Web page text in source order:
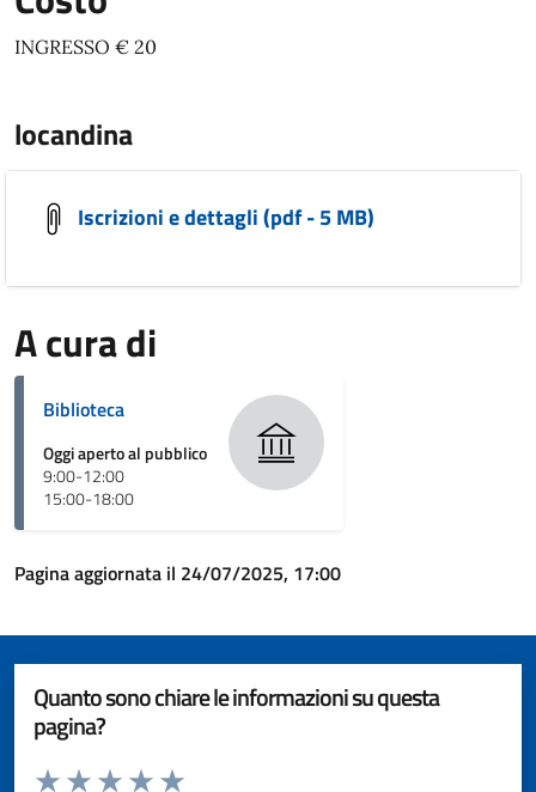
INGRESSO € 20
locandina
Iscrizioni e dettagli (pdf - 5 MB)
A cura di
Biblioteca
Oggi aperto al pubblico
9:00-12:00
15:00-18:00
Pagina aggiornata il 24/07/2025, 17:00
Quanto sono chiare le informazioni su questa
pagina?
Valuta da 1 a 5 stelle la pagina